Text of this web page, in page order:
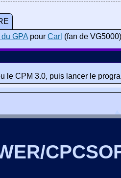
GPA pour Carl (fan de VG5000)
le CPM 3.0, puis lancer le